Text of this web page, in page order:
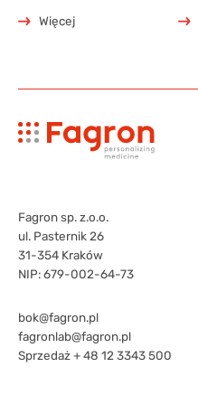
Więcej
Fagron sp. z.o.o.
ul. Pasternik 26
31-354 Kraków
NIP: 679-002-64-73
bok@fagron.pl
fagronlab@fagron.pl
Sprzedaż + 48 12 3343 500